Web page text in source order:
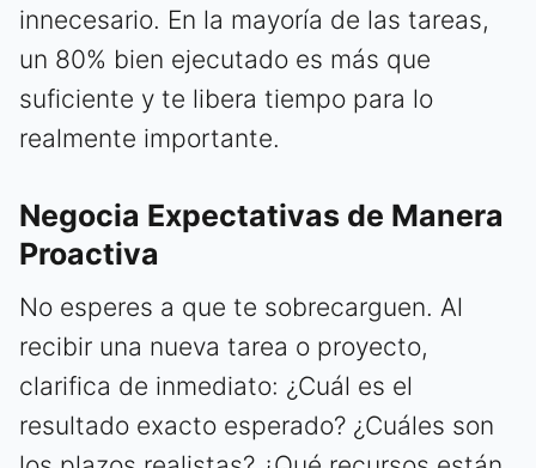
innecesario. En la mayoría de las tareas,
un 80% bien ejecutado es más que
suficiente y te libera tiempo para lo
realmente importante.
Negocia Expectativas de Manera
Proactiva
No esperes a que te sobrecarguen. Al
recibir una nueva tarea o proyecto,
clarifica de inmediato: ¿Cuál es el
resultado exacto esperado? ¿Cuáles son